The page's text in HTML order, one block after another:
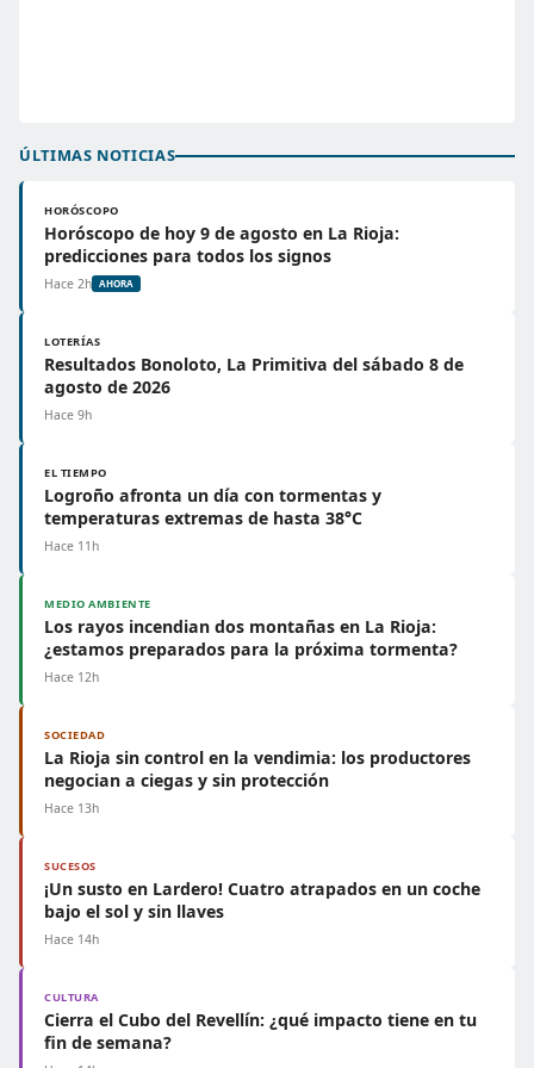
ÚLTIMAS NOTICIAS
HORÓSCOPO
Horóscopo de hoy 9 de agosto en La Rioja:
predicciones para todos los signos
Hace 2h AHORA
LOTERÍAS
Resultados Bonoloto, La Primitiva del sábado 8 de
agosto de 2026
Hace 9h
EL TIEMPO
Logroño afronta un día con tormentas y
temperaturas extremas de hasta 38°C
Hace 11h
MEDIO AMBIENTE
Los rayos incendian dos montañas en La Rioja:
¿estamos preparados para la próxima tormenta?
Hace 12h
SOCIEDAD
La Rioja sin control en la vendimia: los productores
negocian a ciegas y sin protección
Hace 13h
SUCESOS
¡Un susto en Lardero! Cuatro atrapados en un coche
bajo el sol y sin llaves
Hace 14h
CULTURA
Cierra el Cubo del Revellín: ¿qué impacto tiene en tu
fin de semana?